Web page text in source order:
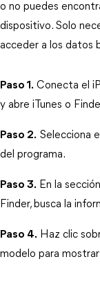
o no puedes
dispositivo. Solo
acceder a los datos
Paso 1. Conecta el
y abre iTunes o
Paso 2. Selecciona
del programa.
Paso 3. En la sección
Finder, busca la
Paso 4. Haz clic
modelo para